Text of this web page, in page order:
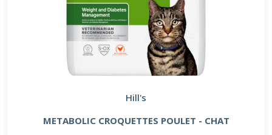
Hill's
METABOLIC CROQUETTES POULET - CHAT